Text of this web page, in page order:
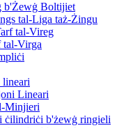
b'Żewġ Boltijiet
tal-Liga taż-Żingu
tal-Vireg
tal-Virga
lineari
Lineari
Minjieri
ċilindriċi b'żewġ ringieli